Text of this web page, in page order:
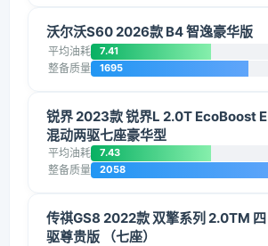
沃尔沃S60 2026款 B4 智逸豪华版
平均油耗 7.41
整备质量 1695
锐界 2023款 锐界L 2.0T EcoBoost E
混动两驱七座豪华型
平均油耗 7.43
整备质量 2058
传祺GS8 2022款 双擎系列 2.0TM 四
驱尊贵版 （七座）